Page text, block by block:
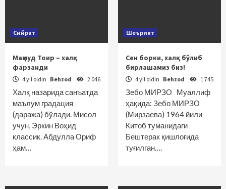
Сийрат
Маҳмуд Тоир – халқ
фарзанди
4 yil oldin Behzod 2 046
Халқ назарида санъатда
маълум градация
(даража) бўлади. Мисол
учун, Эркин Воҳид
классик. Абдулла Ориф
ҳам…
Шеърият
Сен борки, халқ бўлиб
бирлашамиз биз!
4 yil oldin Behzod 1 745
Зебо МИРЗО Муаллиф
ҳақида: Зебо МИРЗО
(Мирзаева) 1964 йили
Китоб туманидаги
Бештерак қишлоғида
туғилган….